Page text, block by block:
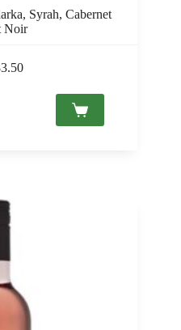
Syrah, Cabernet
Noir